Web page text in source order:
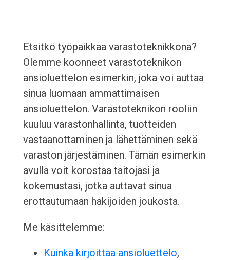
Etsitkö työpaikkaa varastoteknikkona?
Olemme koonneet varastoteknikon
ansioluettelon esimerkin, joka voi auttaa
sinua luomaan ammattimaisen
ansioluettelon. Varastoteknikon rooliin
kuuluu varastonhallinta, tuotteiden
vastaanottaminen ja lähettäminen sekä
varaston järjestäminen. Tämän esimerkin
avulla voit korostaa taitojasi ja
kokemustasi, jotka auttavat sinua
erottautumaan hakijoiden joukosta.
Me käsittelemme:
Kuinka kirjoittaa ansioluettelo,